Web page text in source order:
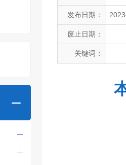
发布日期：
废止日期：
关键词：